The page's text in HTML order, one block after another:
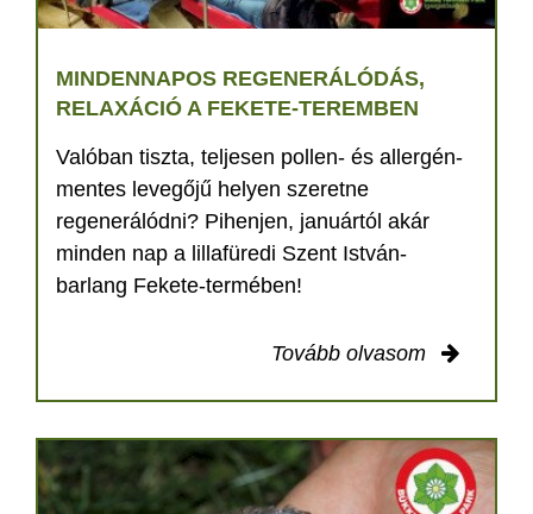
MINDENNAPOS REGENERÁLÓDÁS,
RELAXÁCIÓ A FEKETE-TEREMBEN
Valóban tiszta, teljesen pollen- és allergén-
mentes levegőjű helyen szeretne
regenerálódni? Pihenjen, januártól akár
minden nap a lillafüredi Szent István-
barlang Fekete-termében!
Tovább olvasom